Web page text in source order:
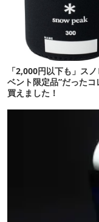
「2,000円以下も」スノ
ベント限定品”だったコ
買えました！